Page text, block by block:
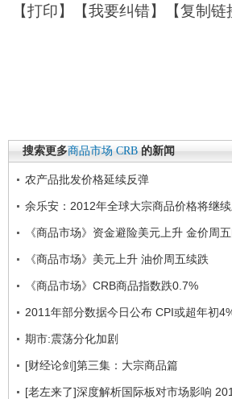
【打印】【我要纠错】【复制链
搜索更多商品市场 CRB 的新闻
农产品批发价格延续反弹
余乐安：2012年全球大宗商品价格将继
《商品市场》资金避险美元上升 金价周
《商品市场》美元上升 油价周五续跌
《商品市场》CRB商品指数跌0.7%
2011年部分数据今日公布 CPI或超年初
期市:震荡分化加剧
[财经论剑]第三集：大宗商品篇
[老左来了]深度解析国际板对市场影响